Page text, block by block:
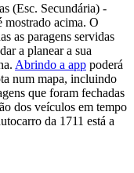
(Esc. Secundária) -
acima. O
as paragens servidas
a planear a sua
Abrindo a app poderá
num mapa, incluindo
que foram fechadas
dos veículos em tempo
da 1711 está a